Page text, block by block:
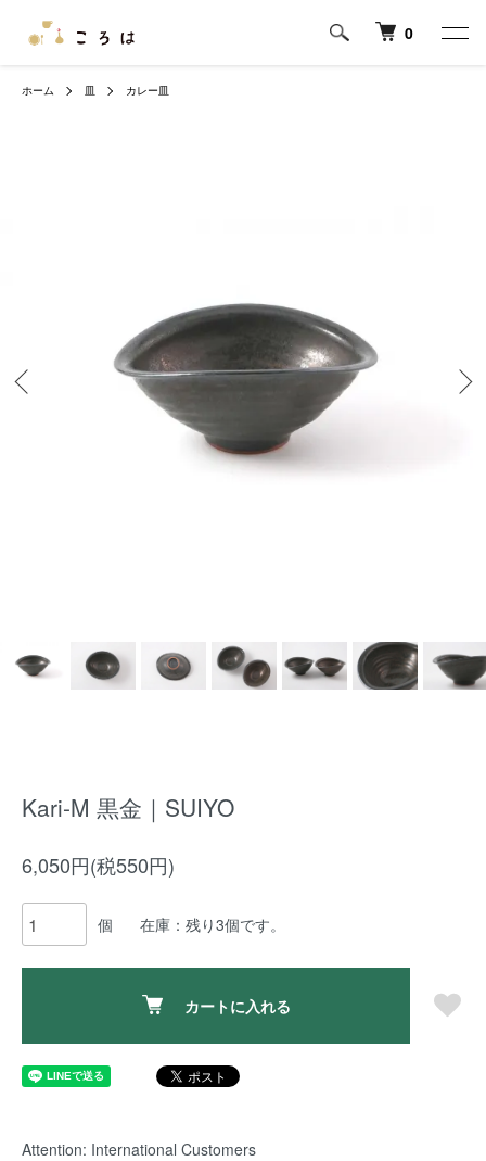
0
ホーム 皿 カレー皿
Kari-M 黒金｜SUIYO
6,050円(税550円)
個 在庫：残り3個です。
カートに入れる
Attention: International Customers